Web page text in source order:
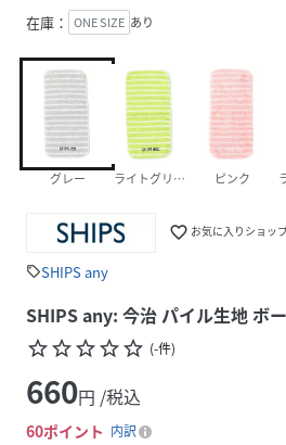
在庫： ONE SIZE あり
グレー ライトグリーン ピンク
favorite_border お気に入りショッ
sellSHIPS any
SHIPS any: 今治 パイル生地 ボ
star_borderstar_borderstar_borderstar_borderstar_border (-件)
660円 /税込
60ポイント 内訳